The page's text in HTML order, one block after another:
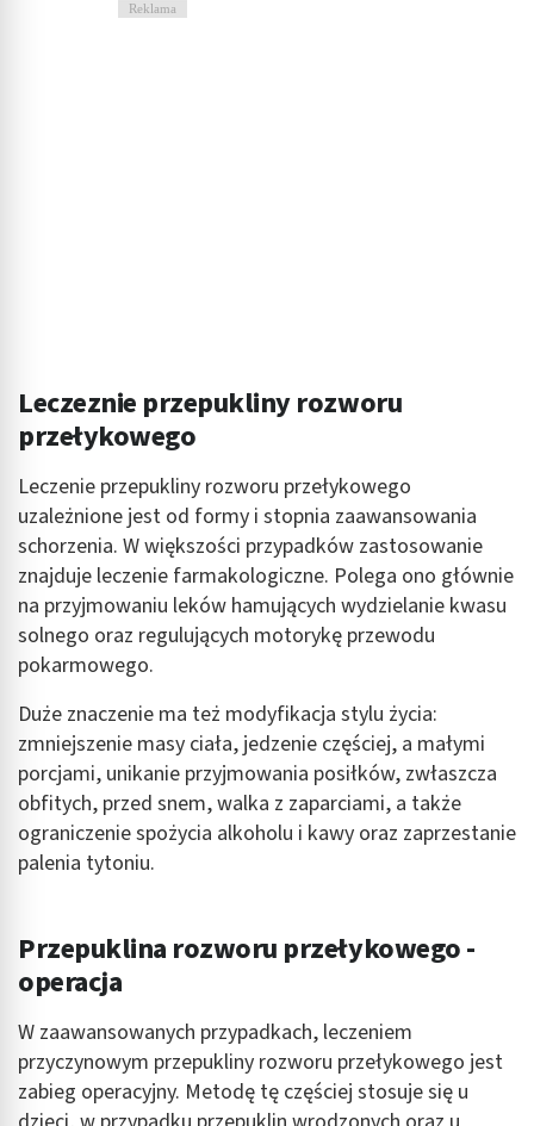
Reklama
Leczeznie przepukliny rozworu
przełykowego
Leczenie przepukliny rozworu przełykowego
uzależnione jest od formy i stopnia zaawansowania
schorzenia. W większości przypadków zastosowanie
znajduje leczenie farmakologiczne. Polega ono głównie
na przyjmowaniu leków hamujących wydzielanie kwasu
solnego oraz regulujących motorykę przewodu
pokarmowego.
Duże znaczenie ma też modyfikacja stylu życia:
zmniejszenie masy ciała, jedzenie częściej, a małymi
porcjami, unikanie przyjmowania posiłków, zwłaszcza
obfitych, przed snem, walka z zaparciami, a także
ograniczenie spożycia alkoholu i kawy oraz zaprzestanie
palenia tytoniu.
Przepuklina rozworu przełykowego -
operacja
W zaawansowanych przypadkach, leczeniem
przyczynowym przepukliny rozworu przełykowego jest
zabieg operacyjny. Metodę tę częściej stosuje się u